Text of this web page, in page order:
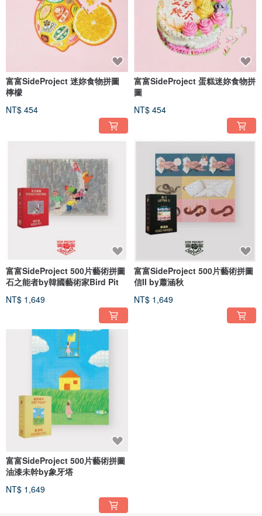
富富SideProject 迷妳食物拼圖
檸檬
NT$ 454
富富SideProject 蛋糕迷妳食物拼
圖
NT$ 454
富富SideProject 500片藝術拼圖
石之能者by韓國藝術家Bird Pit
NT$ 1,649
富富SideProject 500片藝術拼圖
信II by蕭涵秋
NT$ 1,649
富富SideProject 500片藝術拼圖
油漆未幹by象牙塔
NT$ 1,649